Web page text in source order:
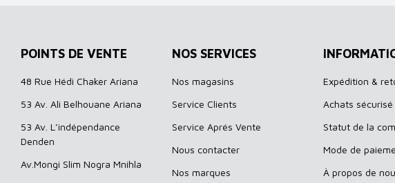
POINTS DE VENTE
48 Rue Hédi Chaker Ariana
53 Av. Ali Belhouane Ariana
53 Av. L’indépendance
Denden
Av.Mongi Slim Nogra Mnihla
NOS SERVICES
Nos magasins
Service Clients
Service Aprés Vente
Nous contacter
Nos marques
Expédition &
Achats sécurisé
Statut de la
Mode de
À propos de